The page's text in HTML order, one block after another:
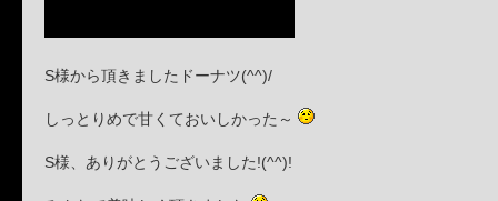
S様から頂きましたドーナツ(^^)/
しっとりめで甘くておいしかった～
S様、ありがとうございました!(^^)!